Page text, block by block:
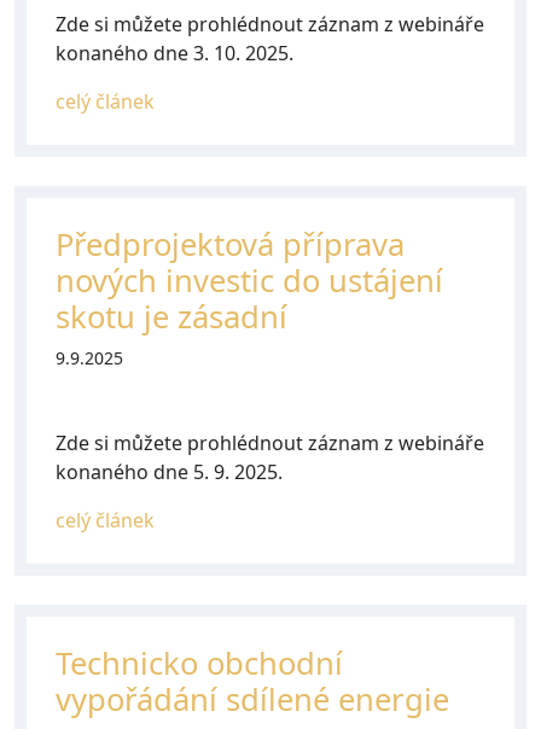
Zde si můžete prohlédnout záznam z webináře
konaného dne 3. 10. 2025.
celý článek
Předprojektová příprava
nových investic do ustájení
skotu je zásadní
9.9.2025
Zde si můžete prohlédnout záznam z webináře
konaného dne 5. 9. 2025.
celý článek
Technicko obchodní
vypořádání sdílené energie